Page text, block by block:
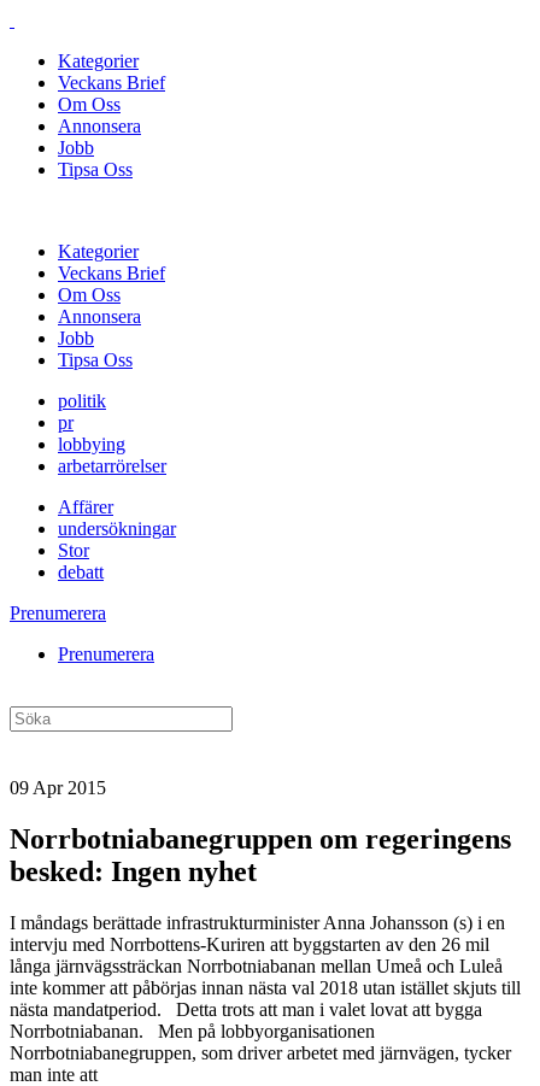
Kategorier
Veckans Brief
Om Oss
Annonsera
Jobb
Tipsa Oss
Kategorier
Veckans Brief
Om Oss
Annonsera
Jobb
Tipsa Oss
politik
pr
lobbying
arbetarrörelser
Affärer
undersökningar
Stor
debatt
Prenumerera
Prenumerera
09 Apr 2015
Norrbotniabanegruppen om regeringens
besked: Ingen nyhet
I måndags berättade infrastrukturminister Anna Johansson (s) i en
intervju med Norrbottens-Kuriren att byggstarten av den 26 mil
långa järnvägssträckan Norrbotniabanan mellan Umeå och Luleå
inte kommer att påbörjas innan nästa val 2018 utan istället skjuts till
nästa mandatperiod. Detta trots att man i valet lovat att bygga
Norrbotniabanan. Men på lobbyorganisationen
Norrbotniabanegruppen, som driver arbetet med järnvägen, tycker
man inte att